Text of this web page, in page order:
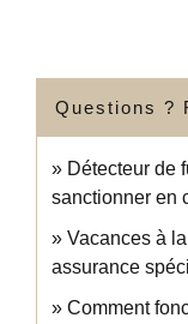
Questions ?
Détecteur de
sanctionner en
Vacances à
assurance
Comment